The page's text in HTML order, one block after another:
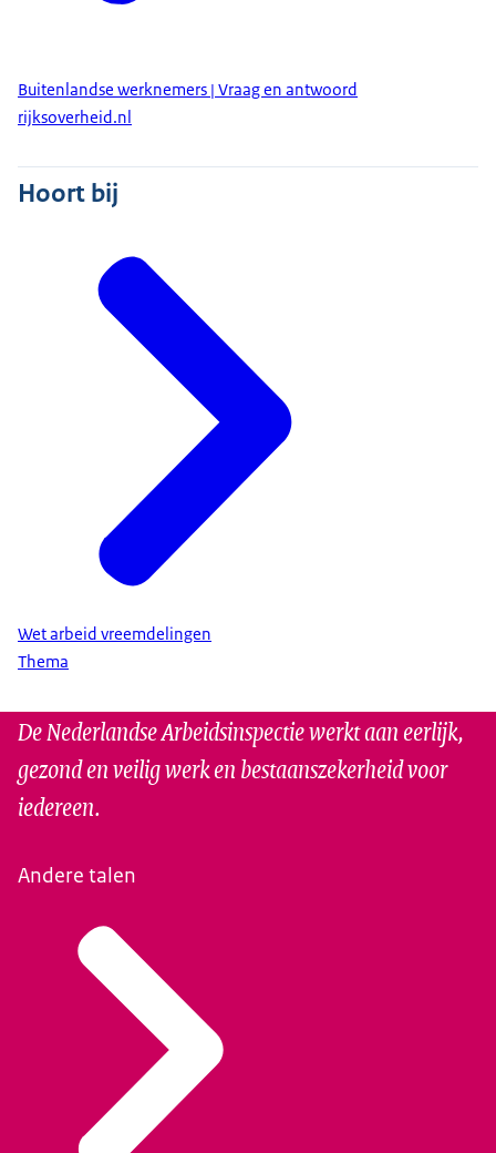
Buitenlandse werknemers | Vraag en antwoord
rijksoverheid.nl
Hoort bij
Wet arbeid vreemdelingen
Thema
De Nederlandse Arbeidsinspectie werkt aan eerlijk,
gezond en veilig werk en bestaanszekerheid voor
iedereen.
Andere talen